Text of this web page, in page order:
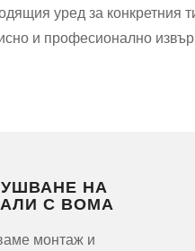
уред за конкретния
и професионално
НА
С ВОМА
монтаж и